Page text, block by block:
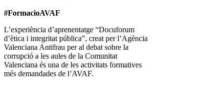
#FormacioAVAF
L’experiència d’aprenentatge “Docuforum
d’ètica i integritat pública”, creat per l’Agència
Valenciana Antifrau per al debat sobre la
corrupció a les aules de la Comunitat
Valenciana és una de les activitats formatives
més demandades de l’AVAF.